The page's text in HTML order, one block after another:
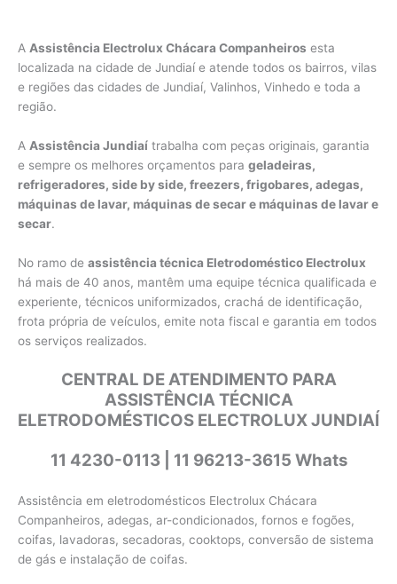
A Assistência Electrolux Chácara Companheiros esta
localizada na cidade de Jundiaí e atende todos os bairros, vilas
e regiões das cidades de Jundiaí, Valinhos, Vinhedo e toda a
região.
A Assistência Jundiaí trabalha com peças originais, garantia
e sempre os melhores orçamentos para geladeiras,
refrigeradores, side by side, freezers, frigobares, adegas,
máquinas de lavar, máquinas de secar e máquinas de lavar e
secar.
No ramo de assistência técnica Eletrodoméstico Electrolux
há mais de 40 anos, mantêm uma equipe técnica qualificada e
experiente, técnicos uniformizados, crachá de identificação,
frota própria de veículos, emite nota fiscal e garantia em todos
os serviços realizados.
CENTRAL DE ATENDIMENTO PARA
ASSISTÊNCIA TÉCNICA
ELETRODOMÉSTICOS ELECTROLUX JUNDIAÍ
11 4230-0113 | 11 96213-3615 Whats
Assistência em eletrodomésticos Electrolux Chácara
Companheiros, adegas, ar-condicionados, fornos e fogões,
coifas, lavadoras, secadoras, cooktops, conversão de sistema
de gás e instalação de coifas.